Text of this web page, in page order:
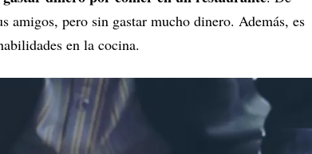
amigos, pero sin gastar mucho dinero. Además, es
en la cocina.